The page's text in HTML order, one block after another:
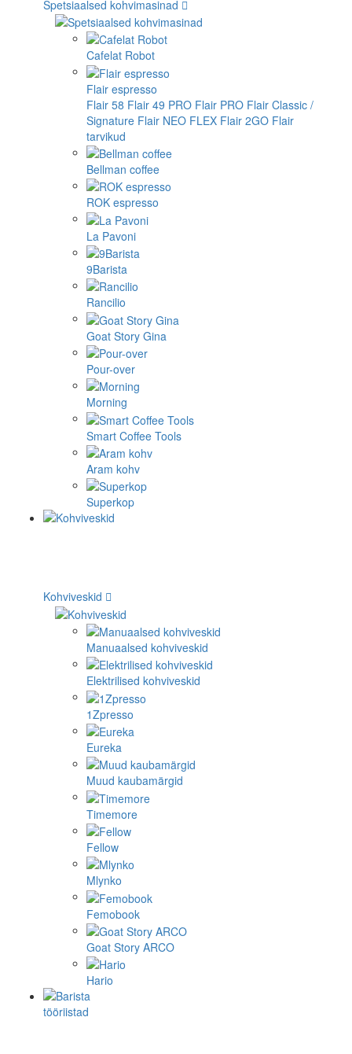
Spetsiaalsed kohvimasinad
Cafelat Robot
Flair espresso
Flair 58 Flair 49 PRO Flair PRO Flair Classic /
Signature Flair NEO FLEX Flair 2GO Flair
tarvikud
Bellman coffee
ROK espresso
La Pavoni
9Barista
Rancilio
Goat Story Gina
Pour-over
Morning
Smart Coffee Tools
Aram kohv
Superkop
Kohviveskid
Manuaalsed kohviveskid
Elektrilised kohviveskid
1Zpresso
Eureka
Muud kaubamärgid
Timemore
Fellow
Mlynko
Femobook
Goat Story ARCO
Hario